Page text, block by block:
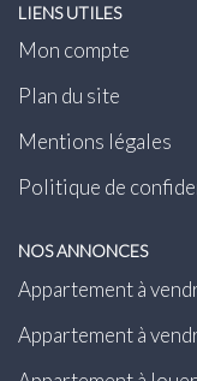
LIENS UTILES
Mon compte
Plan du site
Mentions légales
Politique de
NOS ANNONCES
Appartement à
Appartement à